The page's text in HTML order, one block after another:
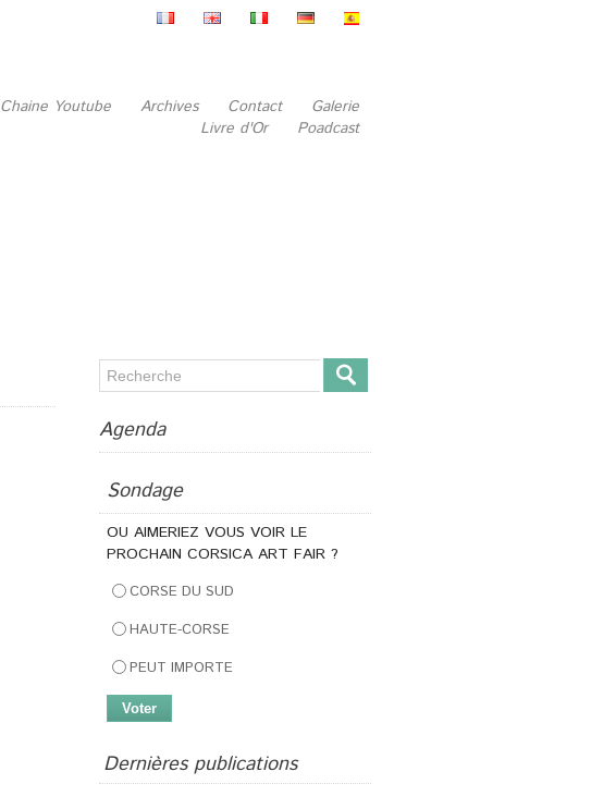
Chaine Youtube Archives Contact
Galerie
Livre d'Or
Poadcast
Agenda
Sondage
OU AIMERIEZ VOUS VOIR LE
PROCHAIN CORSICA ART FAIR ?
CORSE DU SUD
HAUTE-CORSE
PEUT IMPORTE
Dernières publications